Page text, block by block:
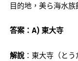
目的地，美ら海水
答案：A) 東大寺
解說 ：東大寺（と